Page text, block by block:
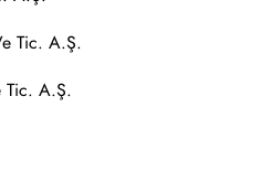
Tic. A.Ş.
Tic. A.Ş.